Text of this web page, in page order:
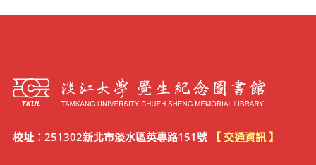
校址：251302新北市淡水區英專路151號 【 交通資訊 】